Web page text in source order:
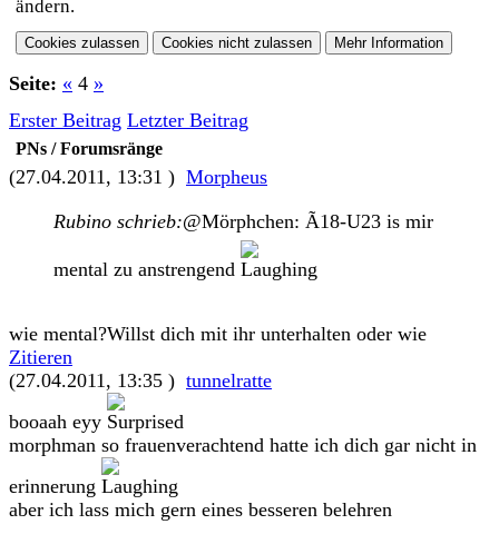
ändern.
Seite: « 4 »
Erster Beitrag Letzter Beitrag
PNs / Forumsränge
(27.04.2011, 13:31 ) Morpheus
Rubino schrieb:@Mörphchen: Ã18-U23 is mir
mental zu anstrengend
wie mental?Willst dich mit ihr unterhalten oder wie
Zitieren
(27.04.2011, 13:35 ) tunnelratte
booaah eyy
morphman so frauenverachtend hatte ich dich gar nicht in
erinnerung
aber ich lass mich gern eines besseren belehren